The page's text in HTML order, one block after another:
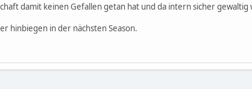
damit keinen Gefallen getan hat und da intern sicher
hinbiegen in der nächsten Season.